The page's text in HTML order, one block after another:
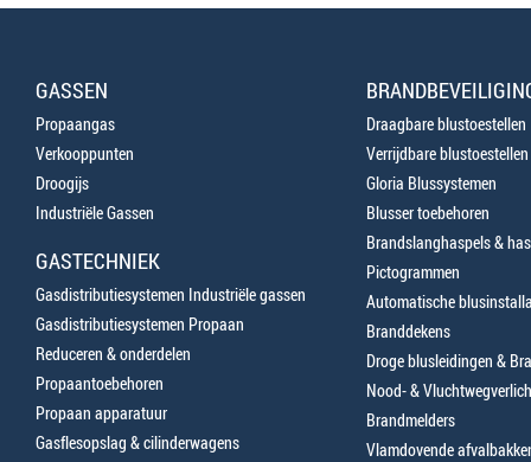
GASSEN
Propaangas
Verkooppunten
Droogijs
Industriële Gassen
GASTECHNIEK
Gasdistributiesystemen Industriële gassen
Gasdistributiesystemen Propaan
Reduceren & onderdelen
Propaantoebehoren
Propaan apparatuur
Gasflesopslag & cilinderwagens
Draagbare blustoestellen
Verrijdbare blustoestellen
Gloria Blussystemen
Blusser toebehoren
Brandslanghaspels &
Pictogrammen
Automatische
Branddekens
Droge blusleidingen &
Nood- &
Brandmelders
Vlamdovende